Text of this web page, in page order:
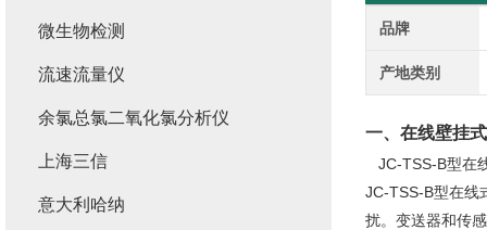
品牌
产地类别
一、 在线壁挂
JC-TSS-B型在
JC-TSS-B型在线
扰。变送器和传
微生物检测
流速流量仪
余氯总氯二氧化氯分析仪
上海三信
意大利哈纳